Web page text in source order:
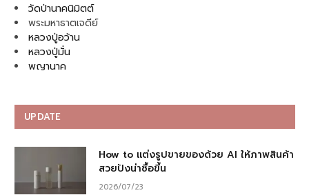
วัดป่านาคนิมิตต์
พระมหาธาตเจดีย์
หลวงปู่อว้าน
หลวงปู่มั่น
พญานาค
UPDATE
How to แต่งรูปขายของด้วย AI ให้ภาพสินค้า
สวยปังน่าซื้อขึ้น
2026/07/23